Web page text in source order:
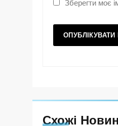
Зберегти моє
Схожі